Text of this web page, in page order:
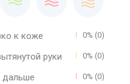
к коже 0% (0)
руки 0% (0)
дальше
0% (0)